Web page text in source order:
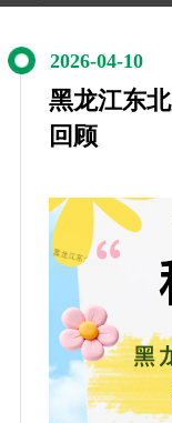
2026-04-10
黑龙江东
回顾